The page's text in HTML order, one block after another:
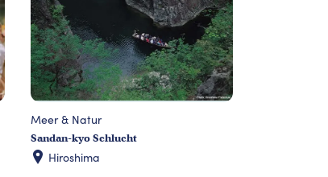
Meer & Natur
Sandan-kyo Schlucht
Hiroshima